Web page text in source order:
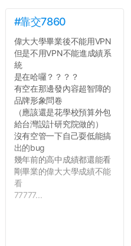
#靠交7860
偉大大學畢業後不能用VPN
但是不用VPN不能進成績系
統
是在哈囉？？？？
有空在那邊發內容超智障的
品牌形象問卷
（應該還是花學校預算外包
給台灣設計研究院做的）
沒有空管一下自己耍低能搞
出的bug
幾年前的高中成績都還能看
剛畢業的偉大大學成績不能
看
77777...